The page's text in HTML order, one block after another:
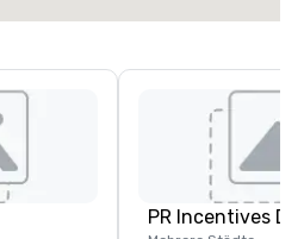
PR Incentives